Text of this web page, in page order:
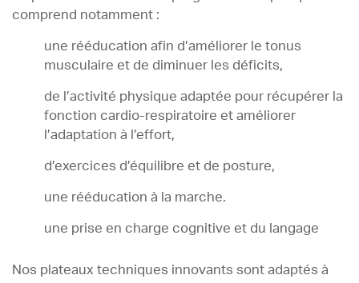
comprend notamment :
une rééducation afin d’améliorer le tonus
musculaire et de diminuer les déficits,
de l’activité physique adaptée pour récupérer la
fonction cardio-respiratoire et améliorer
l’adaptation à l’effort,
d’exercices d’équilibre et de posture,
une rééducation à la marche.
une prise en charge cognitive et du langage
Nos plateaux techniques innovants sont adaptés à